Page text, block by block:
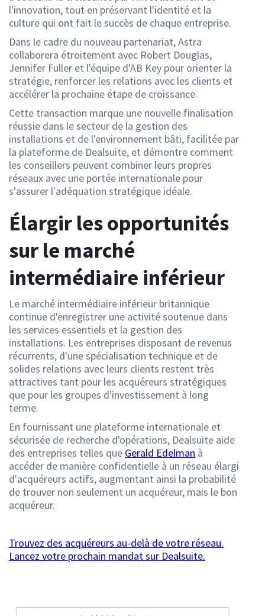
l'innovation, tout en préservant l'identité et la
culture qui ont fait le succès de chaque entreprise.
Dans le cadre du nouveau partenariat, Astra
collaborera étroitement avec Robert Douglas,
Jennifer Fuller et l'équipe d'AB Key pour orienter la
stratégie, renforcer les relations avec les clients et
accélérer la prochaine étape de croissance.
Cette transaction marque une nouvelle finalisation
réussie dans le secteur de la gestion des
installations et de l'environnement bâti, facilitée par
la plateforme de Dealsuite, et démontre comment
les conseillers peuvent combiner leurs propres
réseaux avec une portée internationale pour
s'assurer l'adéquation stratégique idéale.
Élargir les opportunités
sur le marché
intermédiaire inférieur
Le marché intermédiaire inférieur britannique
continue d'enregistrer une activité soutenue dans
les services essentiels et la gestion des
installations. Les entreprises disposant de revenus
récurrents, d'une spécialisation technique et de
solides relations avec leurs clients restent très
attractives tant pour les acquéreurs stratégiques
que pour les groupes d'investissement à long
terme.
En fournissant une plateforme internationale et
sécurisée de recherche d'opérations, Dealsuite aide
des entreprises telles que Gerald Edelman à
accéder de manière confidentielle à un réseau élargi
d'acquéreurs actifs, augmentant ainsi la probabilité
de trouver non seulement un acquéreur, mais le bon
acquéreur.
Trouvez des acquéreurs au-delà de votre réseau.
Lancez votre prochain mandat sur Dealsuite.